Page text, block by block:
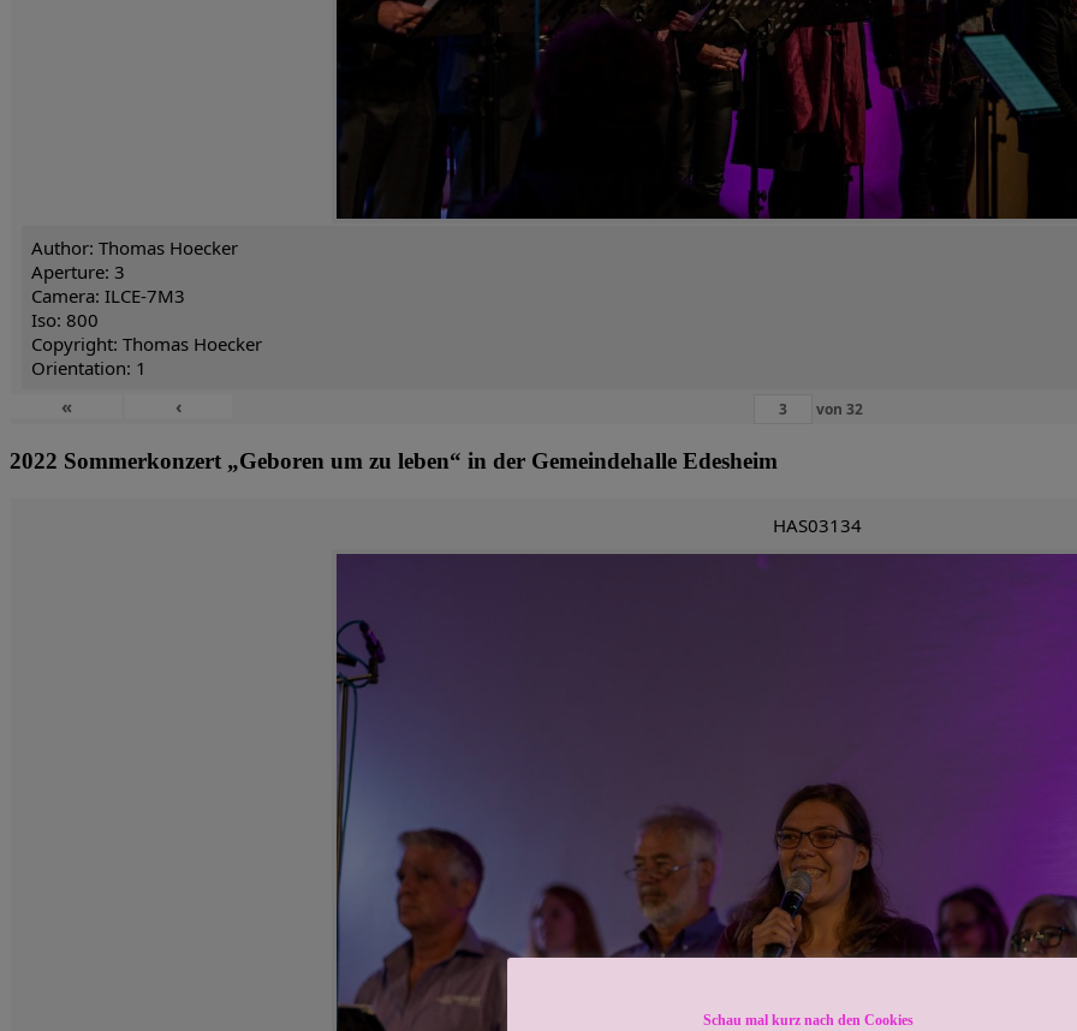
Author: Thomas Hoecker
Aperture: 3
Camera: ILCE-7M3
Iso: 800
Copyright: Thomas Hoecker
Orientation: 1
«
‹ von 32
2022 Sommerkonzert „Geboren um zu leben“ in der Gemeindehalle Edesheim
HAS03134
Schau mal kurz nach den Cookies